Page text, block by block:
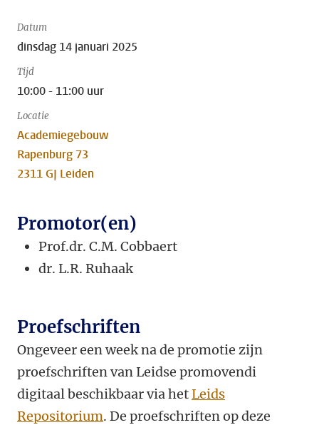
Datum
dinsdag 14 januari 2025
Tijd
10:00 - 11:00 uur
Locatie
Academiegebouw
Rapenburg 73
2311 GJ Leiden
Promotor(en)
Prof.dr. C.M. Cobbaert
dr. L.R. Ruhaak
Proefschriften
Ongeveer een week na de promotie zijn
proefschriften van Leidse promovendi
digitaal beschikbaar via hetLeids
Repositorium. De proefschriften op deze